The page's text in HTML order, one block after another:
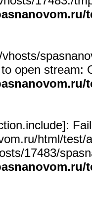
open stream:
]:
html/
17483/